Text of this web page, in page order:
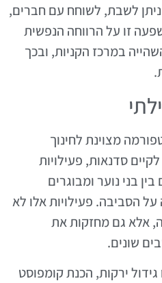
לשבת, לשוחח עם חברים,
זו על הרווחה הנפשית
במרכז הקניות, ובכך
מצוינת לחינוך
סדנאות, פעילויות
בני נוער ומבוגרים
הסביבה. פעילויות אלו לא
אלא גם מחזקות את
שונים.
גידול ירקות, הכנת קומפוסט